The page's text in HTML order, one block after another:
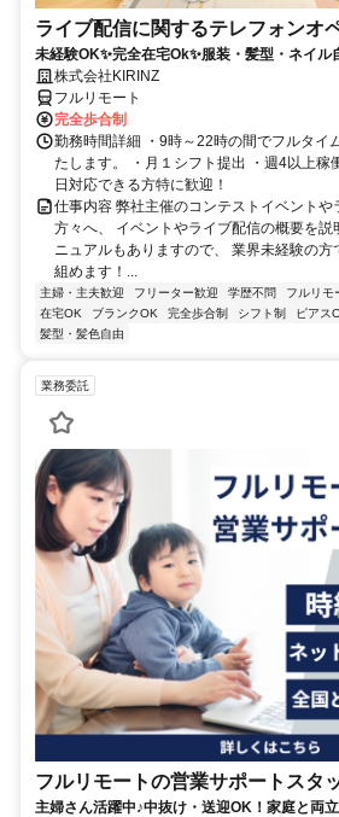
ライブ配信に関するテレフォンオ
未経験OK✨完全在宅Ok✨服装・髪型・ネイル
株式会社KIRINZ
フルリモート
完全歩合制
勤務時間詳細 ・9時～22時の間でフルタイ
たします。 ・月１シフト提出 ・週4以上稼
日対応できる方特に歓迎！
仕事内容 弊社主催のコンテストイベントや
方々へ、 イベントやライブ配信の概要を説
ニュアルもありますので、 業界未経験の方
組めます！...
主婦・主夫歓迎 フリーター歓迎 学歴不問 フルリモ
在宅OK
ブランクOK 完全歩合制 シフト制 ピアス
髪型・髪色自由
業務委託
フルリモートの営業サポートスタ
主婦さん活躍中♪中抜け・送迎OK！家庭と両